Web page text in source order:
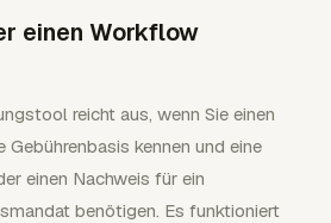
einen Workflow
reicht aus, wenn Sie einen
Gebührenbasis kennen und eine
einen Nachweis für ein
benötigen. Es funktioniert